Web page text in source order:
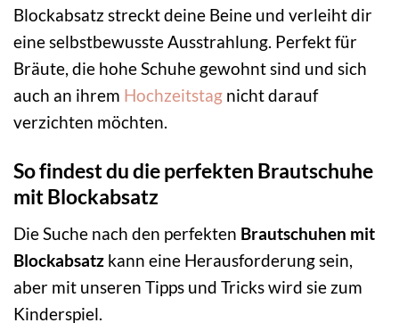
Blockabsatz streckt deine Beine und verleiht dir
eine selbstbewusste Ausstrahlung. Perfekt für
Bräute, die hohe Schuhe gewohnt sind und sich
auch an ihrem Hochzeitstag nicht darauf
verzichten möchten.
So findest du die perfekten Brautschuhe
mit Blockabsatz
Die Suche nach den perfekten Brautschuhen mit
Blockabsatz kann eine Herausforderung sein,
aber mit unseren Tipps und Tricks wird sie zum
Kinderspiel.